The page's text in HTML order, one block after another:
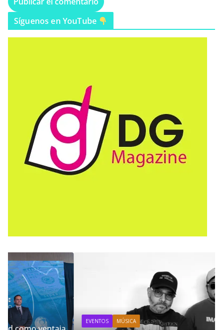
Síguenos en YouTube
EVENTOS MÚSICA